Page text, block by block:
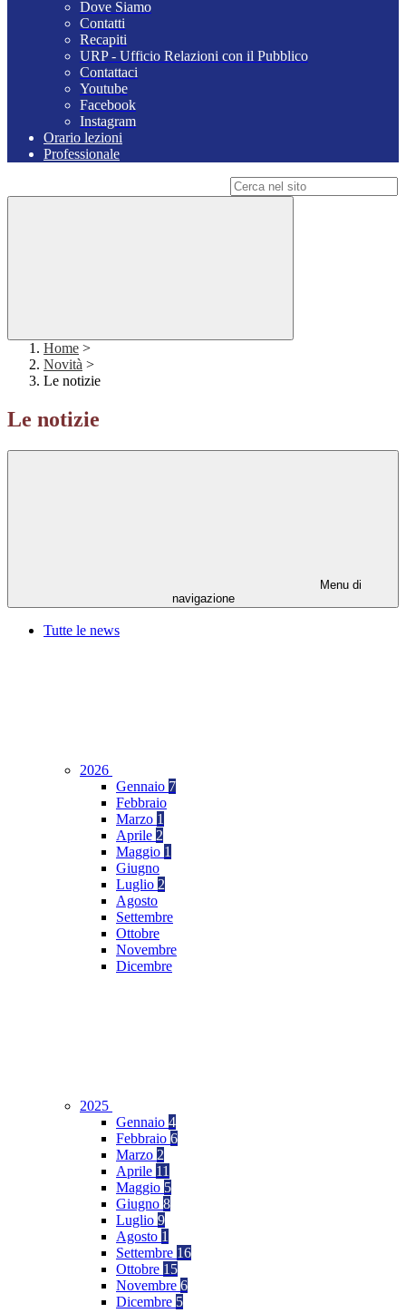
Dove Siamo
Contatti
Recapiti
URP - Ufficio Relazioni con il Pubblico
Contattaci
Youtube
Facebook
Instagram
Orario lezioni
Professionale
Home >
Novità >
Le notizie
Le notizie
Menu di
navigazione
Tutte le news
2026
Gennaio 7
Febbraio
Marzo 1
Aprile 2
Maggio 1
Giugno
Luglio 2
Agosto
Settembre
Ottobre
Novembre
Dicembre
2025
Gennaio 4
Febbraio 6
Marzo 2
Aprile 11
Maggio 5
Giugno 8
Luglio 9
Agosto 1
Settembre 16
Ottobre 15
Novembre 6
Dicembre 5